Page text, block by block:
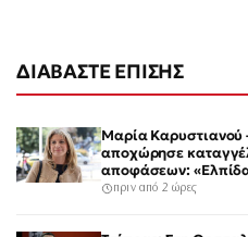
ΔΙΑΒΑΣΤΕ ΕΠΙΣΗΣ
Μαρία Καρυστιανού
αποχώρησε
αποφάσεων:
πριν από 2 ώρες